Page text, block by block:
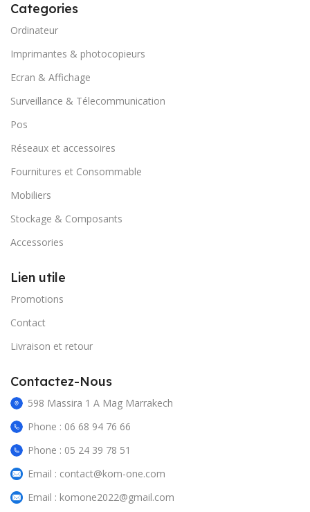
Categories
Ordinateur
Imprimantes & photocopieurs
Ecran & Affichage
Surveillance & Télecommunication
Pos
Réseaux et accessoires
Fournitures et Consommable
Mobiliers
Stockage & Composants
Accessories
Lien utile
Promotions
Contact
Livraison et retour
Contactez-Nous
598 Massira 1 A Mag Marrakech
Phone : 06 68 94 76 66
Phone : 05 24 39 78 51
Email : contact@kom-one.com
Email : komone2022@gmail.com